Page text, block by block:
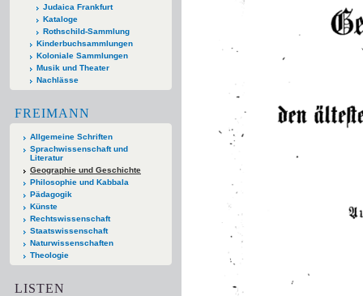
Judaica Frankfurt
Kataloge
Rothschild-Sammlung
Kinderbuchsammlungen
Koloniale Sammlungen
Musik und Theater
Nachlässe
FREIMANN
Allgemeine Schriften
Sprachwissenschaft und
Literatur
Geographie und Geschichte
Philosophie und Kabbala
Pädagogik
Künste
Rechtswissenschaft
Staatswissenschaft
Naturwissenschaften
Theologie
LISTEN